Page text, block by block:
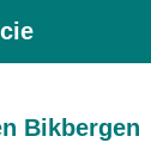
Bikbergen